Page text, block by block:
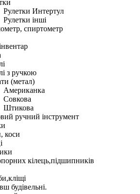
Рулетки Интертул
Рулетки інші
спиртометр
з ручкою
(метал)
Американка
Совкова
Штикова
ручний інструмент
коси
кілець,підшипників
будівельні.